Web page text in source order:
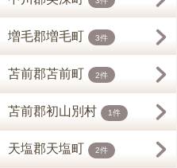
増毛郡増毛町 3件
苫前郡苫前町 2件
苫前郡初山別村 1件
天塩郡天塩町 2件